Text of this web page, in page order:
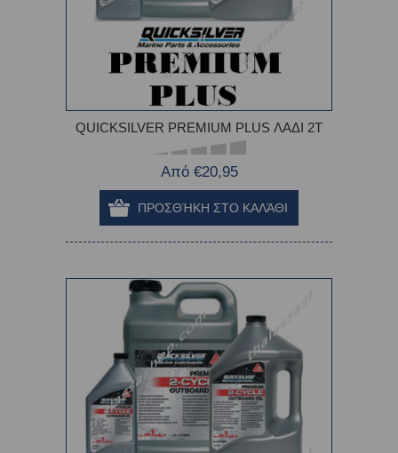
QUICKSILVER PREMIUM PLUS ΛΑΔΙ 2Τ
Από €20,95